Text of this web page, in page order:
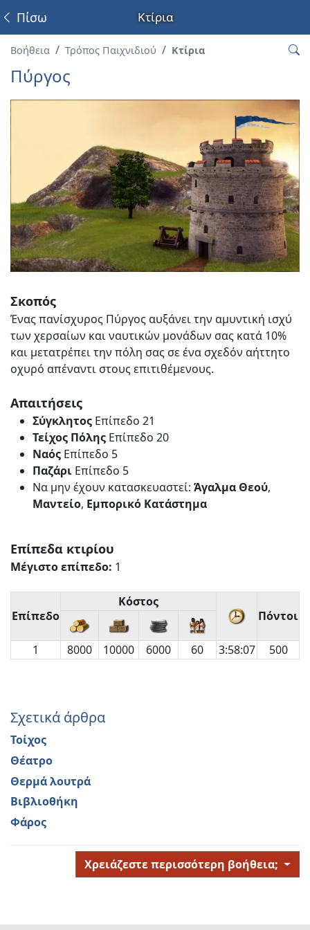
Κτίρια
Πίσω
Βοήθεια Τρόπος Παιχνιδιού Κτίρια
Πύργος
Σκοπός
Ένας πανίσχυρος Πύργος αυξάνει την αμυντική ισχύ
των χερσαίων και ναυτικών μονάδων σας κατά 10%
και μετατρέπει την πόλη σας σε ένα σχεδόν αήττητο
οχυρό απέναντι στους επιτιθέμενους.
Απαιτήσεις
Σύγκλητος Επίπεδο 21
Τείχος Πόλης Επίπεδο 20
Ναός Επίπεδο 5
Παζάρι Επίπεδο 5
Να μην έχουν κατασκευαστεί: Άγαλμα Θεού,
Μαντείο, Εμπορικό Κατάστημα
Επίπεδα κτιρίου
Μέγιστο επίπεδο: 1
Επίπεδο
Κόστος
Πόντοι
1 8000 10000 6000 60 3:58:07 500
Σχετικά άρθρα
Τοίχος
Θέατρο
Θερμά λουτρά
Βιβλιοθήκη
Φάρος
Χρειάζεστε περισσότερη βοήθεια;